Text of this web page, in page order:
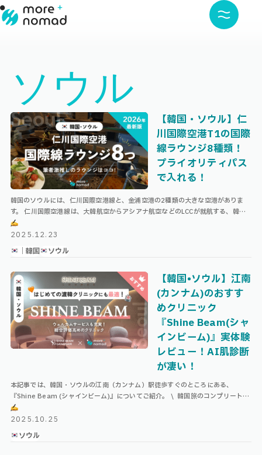
ソウル
【韓国・ソウル】仁
川国際空港T1の国際
線ラウンジ8種類！
プライオリティパス
で入れる！
韓国のソウルには、仁川国際空港線と、金浦空港の2種類の大きな空港がありま
す。 仁川国際空港線は、大韓航空からアシアナ航空などのLCCが就航する、韓国
最大の空港。 そんな仁川国際空港、そして日本行き航空会社の多いターミナル …
2025.12.23
｜韓国
ソウル
【韓国•ソウル】江南
(カンナム)のおすす
めクリニック
『Shine Beam(シャ
インビーム)』実体験
レビュー！AI肌診断
が凄い！
本記事では、韓国・ソウルの江南（カンナム）駅徒歩すぐのところにある、
『Shine Beam (シャインビーム)』についてご紹介。 \ 韓国旅のコンプリートリ
スト
2025.10.25
ソウル